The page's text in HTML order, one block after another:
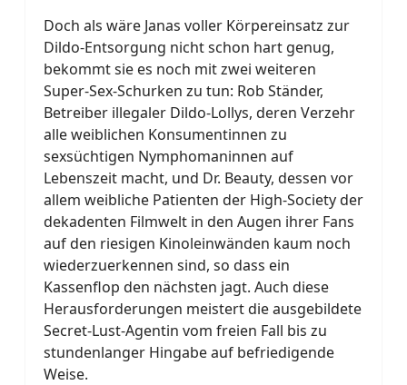
Doch als wäre Janas voller Körpereinsatz zur
Dildo-Entsorgung nicht schon hart genug,
bekommt sie es noch mit zwei weiteren
Super-Sex-Schurken zu tun: Rob Ständer,
Betreiber illegaler Dildo-Lollys, deren Verzehr
alle weiblichen Konsumentinnen zu
sexsüchtigen Nymphomaninnen auf
Lebenszeit macht, und Dr. Beauty, dessen vor
allem weibliche Patienten der High-Society der
dekadenten Filmwelt in den Augen ihrer Fans
auf den riesigen Kinoleinwänden kaum noch
wiederzuerkennen sind, so dass ein
Kassenflop den nächsten jagt. Auch diese
Herausforderungen meistert die ausgebildete
Secret-Lust-Agentin vom freien Fall bis zu
stundenlanger Hingabe auf befriedigende
Weise.